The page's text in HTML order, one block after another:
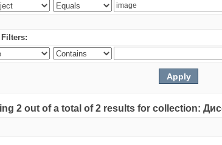
Filters:
2 out of a total of 2 results for collection: